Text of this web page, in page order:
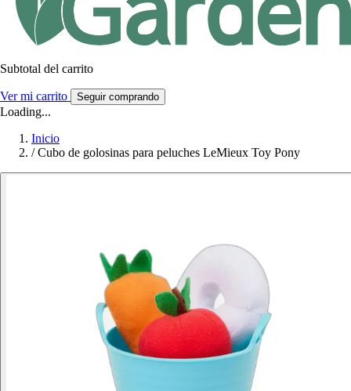
Subtotal del carrito
Ver mi carrito Seguir comprando
Loading...
Inicio
/ Cubo de golosinas para peluches LeMieux Toy Pony